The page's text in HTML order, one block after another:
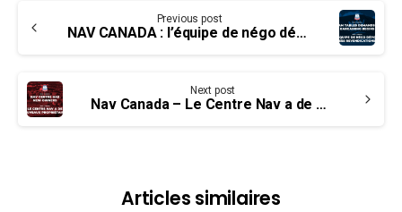
Reading
Previous post
NAV CANADA : l’équipe de négo dépose ses revendications
Next post
Nav Canada – Le Centre Nav a de nouveaux propriétaires
Articles similaires